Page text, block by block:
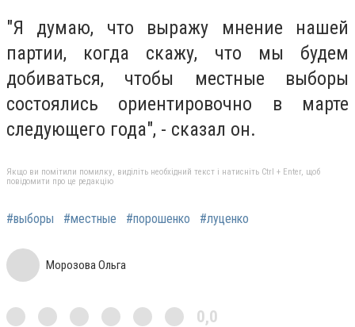
"Я думаю, что выражу мнение нашей
партии, когда скажу, что мы будем
добиваться, чтобы местные выборы
состоялись ориентировочно в марте
следующего года", - сказал он.
Якщо ви помітили помилку, виділіть необхідний текст і натисніть Ctrl + Enter, щоб
повідомити про це редакцію
#выборы #местные #порошенко #луценко
Морозова Ольга
0,0